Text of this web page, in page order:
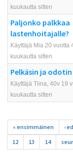
kuukautta sitten
Paljonko palkkaa
lastenhoitajalle?
Käyttäjä Mia 20 vuotta
kuukautta sitten
Pelkäsin ja odotin
Käyttäjä Tiina, 40v 19
kuukautta sitten
Sivut
« ensimmäinen ‹
12
13 14